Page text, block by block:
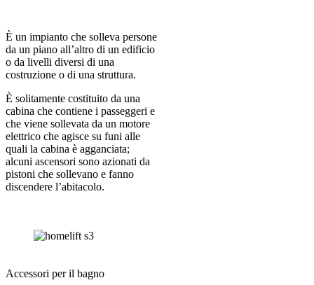
È un impianto che solleva persone
da un piano all’altro di un edificio
o da livelli diversi di una
costruzione o di una struttura.
È solitamente costituito da una
cabina che contiene i passeggeri e
che viene sollevata da un motore
elettrico che agisce su funi alle
quali la cabina è agganciata;
alcuni ascensori sono azionati da
pistoni che sollevano e fanno
discendere l’abitacolo.
Accessori per il bagno